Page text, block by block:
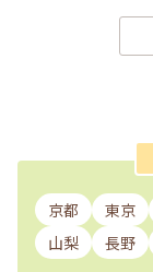
京都 東京
山梨
長野